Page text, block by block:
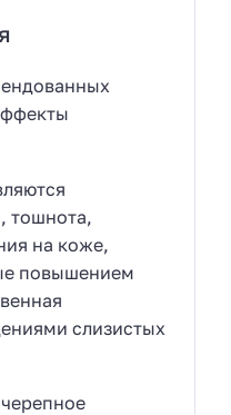
тошнота,
на коже,
повышением
слизистых